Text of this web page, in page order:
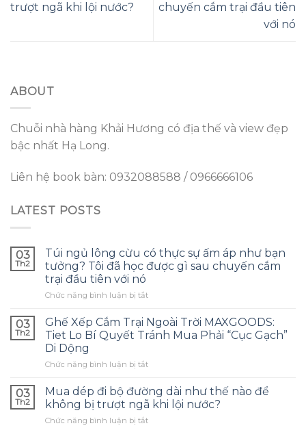
trượt ngã khi lội nước?
chuyến cắm trại đầu tiên
với nó
ABOUT
Chuỗi nhà hàng Khải Hương có địa thế và view đẹp
bậc nhất Hạ Long.
Liên hệ book bàn: 0932088588 / 0966666106
LATEST POSTS
03
Th2
Túi ngủ lông cừu có thực sự ấm áp như bạn
tưởng? Tôi đã học được gì sau chuyến cắm
trại đầu tiên với nó
Chức năng bình luận bị tắtở
ngủ
lông
cừu
thực
ấm
áp
như
bạn
03
Th2
Ghế Xếp Cắm Trại Ngoài Trời MAXGOODS:
Tiet Lo Bí Quyết Tránh Mua Phải “Cục Gạch”
Di Dộng
Chức năng bình luận bị tắtở
Cắm
Trại
Ngoài
03
Th2
Mua dép đi bộ đường dài như thế nào để
không bị trượt ngã khi lội nước?
Chức năng bình luận bị tắtở